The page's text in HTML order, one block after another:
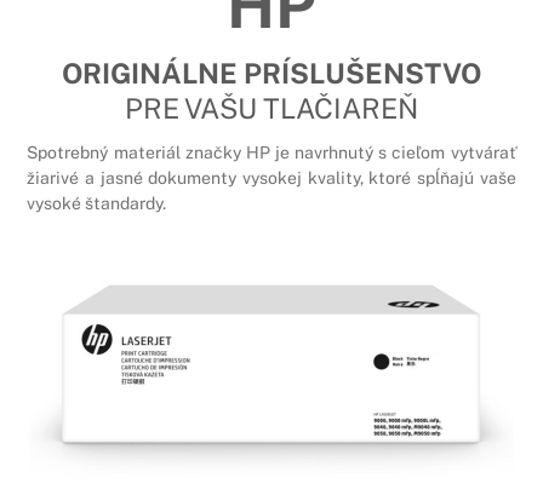
ORIGINÁLNE PRÍSLUŠENSTVO
PRE VAŠU TLAČIAREŇ
Spotrebný materiál značky HP je navrhnutý s cieľom vytvárať
žiarivé a jasné dokumenty vysokej kvality, ktoré spĺňajú vaše
vysoké štandardy.